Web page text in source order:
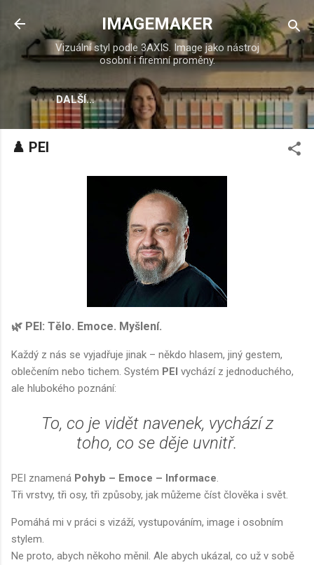
Přeskočit na hlavní obsah
IMAGEMAKER
Vizuální styl podle 3AXIS. Image jako nástroj
osobní i firemní proměny.
DALŠÍ…
♟️ PEI
🌿 PEI: Tělo. Emoce. Myšlení.
Každý z nás se vyjadřuje jinak – někdo hlasem, jiný gestem,
oblečením nebo tichem. Systém PEI vychází z jednoduchého,
ale hlubokého poznání:
To, co je vidět navenek, vychází z
toho, co se děje uvnitř.
PEI znamená Pohyb – Emoce – Informace
Tři vrstvy, tři osy, tři způsoby, jak můžeme číst člověka i svět.
Pomáhá mi v práci s vizáží, vystupováním, image i osobním
stylem.
Ne proto, abych někoho měnil. Ale abych ukázal, co už v sobě